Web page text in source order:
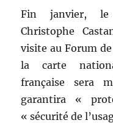
Fin janvier, le
Christophe
visite au Forum
la carte
française sera
garantira «
« sécurité de